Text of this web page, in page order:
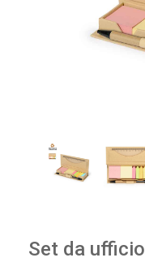
Set da ufficio